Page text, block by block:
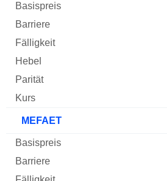
MEFAET